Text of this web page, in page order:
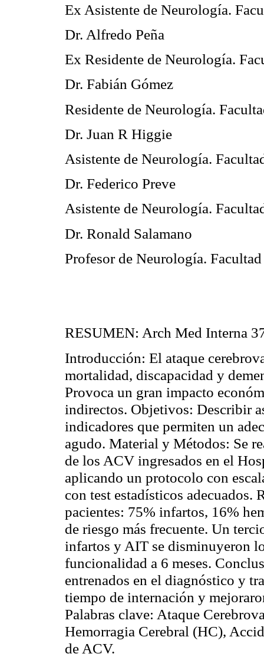
Ex Asistente de Neurología.
Dr. Alfredo Peña
Ex Residente de Neurología.
Dr. Fabián Gómez
Residente de Neurología.
Dr. Juan R Higgie
Asistente de Neurología.
Dr. Federico Preve
Asistente de Neurología.
Dr. Ronald Salamano
Profesor de Neurología.
RESUMEN: Arch Med Interna
Introducción: El ataque
mortalidad, discapacidad y
Provoca un gran impacto
indirectos. Objetivos: Describir
indicadores que permiten un
agudo. Material y Métodos: Se
de los ACV ingresados en el
aplicando un protocolo con
con test estadísticos adecuados.
pacientes: 75% infartos, 16%
de riesgo más frecuente. Un
infartos y AIT se disminuyeron
funcionalidad a 6 meses.
entrenados en el diagnóstico y
tiempo de internación y
Palabras clave: Ataque
Hemorragia Cerebral (HC),
de ACV.